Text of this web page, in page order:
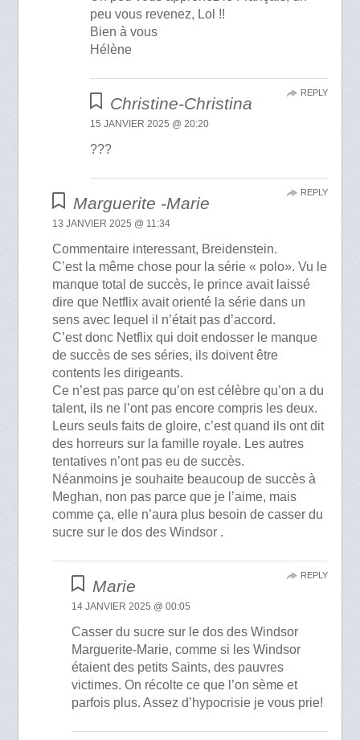
peu vous revenez, Lol !!
Bien à vous
Hélène
Christine-Christina
15 JANVIER 2025 @ 20:20
???
REPLY
Marguerite -Marie
13 JANVIER 2025 @ 11:34
Commentaire interessant, Breidenstein.
C’est la même chose pour la série « polo». Vu le
manque total de succès, le prince avait laissé
dire que Netflix avait orienté la série dans un
sens avec lequel il n’était pas d’accord.
C’est donc Netflix qui doit endosser le manque
de succès de ses séries, ils doivent être
contents les dirigeants.
Ce n’est pas parce qu’on est célèbre qu’on a du
talent, ils ne l’ont pas encore compris les deux.
Leurs seuls faits de gloire, c’est quand ils ont dit
des horreurs sur la famille royale. Les autres
tentatives n’ont pas eu de succès.
Néanmoins je souhaite beaucoup de succès à
Meghan, non pas parce que je l’aime, mais
comme ça, elle n’aura plus besoin de casser du
sucre sur le dos des Windsor .
REPLY
Marie
14 JANVIER 2025 @ 00:05
Casser du sucre sur le dos des Windsor
Marguerite-Marie, comme si les Windsor
étaient des petits Saints, des pauvres
victimes. On récolte ce que l’on sème et
parfois plus. Assez d’hypocrisie je vous prie!
REPLY